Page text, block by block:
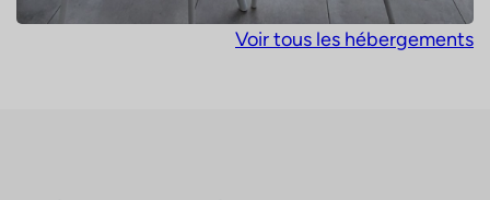
Voir tous les hébergements